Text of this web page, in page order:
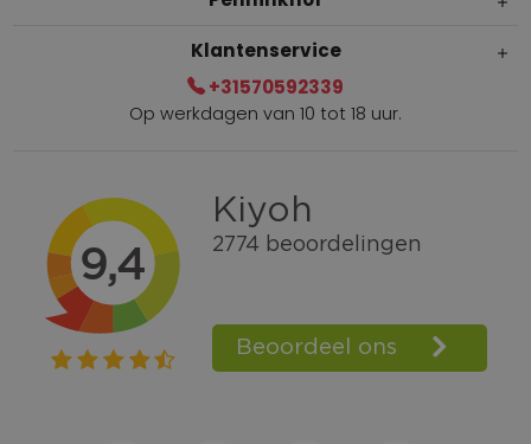
Gratis verzending vanaf € 100,=
Bel +31570592339
Spaarpunten
Shop the Look
Telefonisch bestellen ook mogelijk
Klantenservice
+31570592339
Op werkdagen van 10 tot 18 uur.